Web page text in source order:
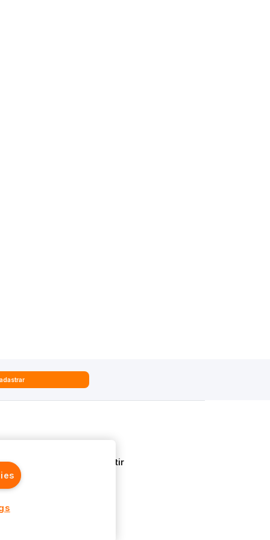
Aprenda a Investir